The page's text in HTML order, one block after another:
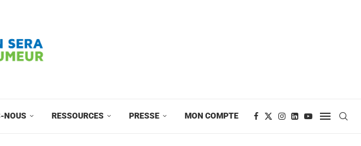
NOUS RESSOURCES PRESSE MON COMPTE